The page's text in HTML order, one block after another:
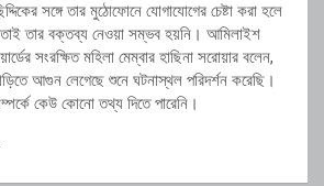
সঙ্গে তার মুঠোফোনে যোগাযোগের চেষ্টা করা হলে
তার বক্তব্য নেওয়া সম্ভব হয়নি। আমিলাইশ
সংরক্ষিত মহিলা মেম্বার হাছিনা সরোয়ার বলেন,
আগুন লেগেছে শুনে ঘটনাস্থল পরিদর্শন করেছি।
কেউ কোনো তথ্য দিতে পারেনি।